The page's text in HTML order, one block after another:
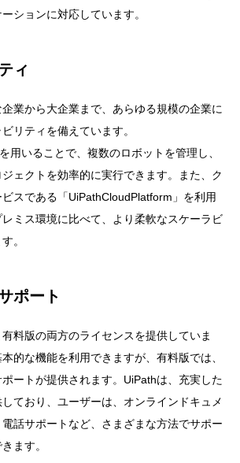
ションに対応しています。
ィ
業から大企業まで、あらゆる規模の企業に
リティを備えています。
用いることで、複数のロボットを管理し、
ェクトを効率的に実行できます。また、ク
スである「UiPathCloudPlatform」を利用
ミス環境に比べて、より柔軟なスケーラビ
。
ポート
料版の両方のライセンスを提供していま
的な機能を利用できますが、有料版では、
ートが提供されます。UiPathは、充実した
ており、ユーザーは、オンラインドキュメ
話サポートなど、さまざまな方法でサポー
ます。